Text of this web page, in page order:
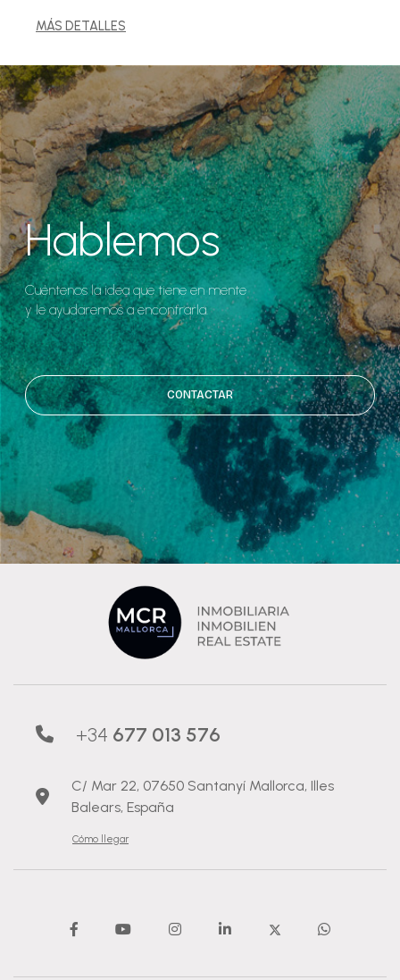
MÁS DETALLES
Hablemos
Cuéntenos la idea que tiene en mente
y le ayudaremos a encontrarla.
CONTACTAR
+34 677 013 576
C/ Mar 22, 07650 Santanyí Mallorca, Illes
Balears, España
Cómo llegar